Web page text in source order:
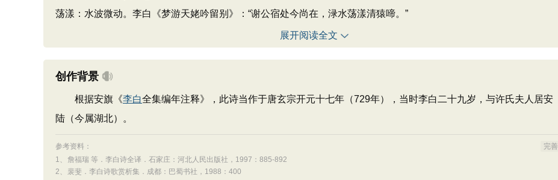
荡漾：水波微动。李白《梦游天姥吟留别》：“谢公宿处今尚在，渌水荡漾清猿啼。”
展开阅读全文
创作背景
根据安旗《李白全集编年注释》，此诗当作于唐玄宗开元十七年（729年），当时李白二十九岁，与许氏夫人居安
陆（今属湖北）。
参考资料：
完善
1、 詹福瑞 等．李白诗全译．石家庄：河北人民出版社，1997：885-892
2、
裴斐．李白诗歌赏析集．成都：巴蜀书社，1988：400